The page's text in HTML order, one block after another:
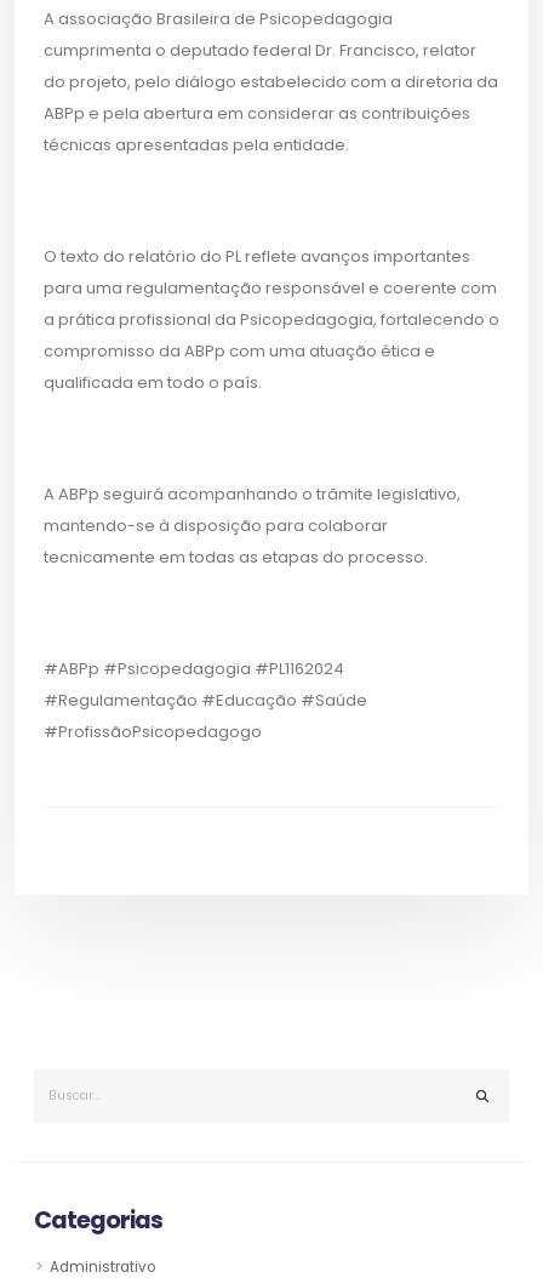
A associação Brasileira de Psicopedagogia
cumprimenta o deputado federal Dr. Francisco, relator
do projeto, pelo diálogo estabelecido com a diretoria da
ABPp e pela abertura em considerar as contribuições
técnicas apresentadas pela entidade.
O texto do relatório do PL reflete avanços importantes
para uma regulamentação responsável e coerente com
a prática profissional da Psicopedagogia, fortalecendo o
compromisso da ABPp com uma atuação ética e
qualificada em todo o país.
A ABPp seguirá acompanhando o trâmite legislativo,
mantendo-se à disposição para colaborar
tecnicamente em todas as etapas do processo.
#ABPp #Psicopedagogia #PL1162024
#Regulamentação #Educação #Saúde
#ProfissãoPsicopedagogo
Categorias
Administrativo